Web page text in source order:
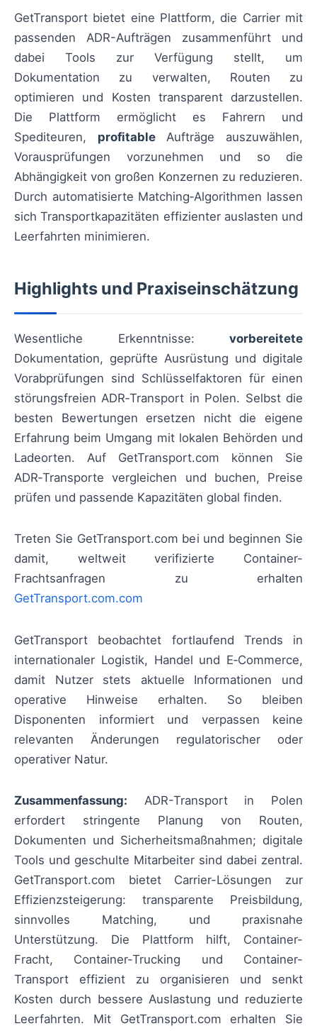
GetTransport bietet eine Plattform, die Carrier mit
passenden ADR-Aufträgen zusammenführt und
dabei Tools zur Verfügung stellt, um
Dokumentation zu verwalten, Routen zu
optimieren und Kosten transparent darzustellen.
Die Plattform ermöglicht es Fahrern und
Spediteuren, profitableAufträge auszuwählen,
Vorausprüfungen vorzunehmen und so die
Abhängigkeit von großen Konzernen zu reduzieren.
Durch automatisierte Matching‑Algorithmen lassen
sich Transportkapazitäten effizienter auslasten und
Leerfahrten minimieren.
Highlights und Praxiseinschätzung
Wesentliche Erkenntnisse: vorbereitete
Dokumentation, geprüfte Ausrüstung und digitale
Vorabprüfungen sind Schlüsselfaktoren für einen
störungsfreien ADR‑Transport in Polen. Selbst die
besten Bewertungen ersetzen nicht die eigene
Erfahrung beim Umgang mit lokalen Behörden und
Ladeorten. Auf GetTransport.com können Sie
ADR‑Transporte vergleichen und buchen, Preise
prüfen und passende Kapazitäten global finden.
Treten Sie GetTransport.com bei und beginnen Sie
damit, weltweit verifizierte Container-
Frachtsanfragen zu erhalten
GetTransport.com.com
GetTransport beobachtet fortlaufend Trends in
internationaler Logistik, Handel und E‑Commerce,
damit Nutzer stets aktuelle Informationen und
operative Hinweise erhalten. So bleiben
Disponenten informiert und verpassen keine
relevanten Änderungen regulatorischer oder
operativer Natur.
Zusammenfassung: ADR-Transport in Polen
erfordert stringente Planung von Routen,
Dokumenten und Sicherheitsmaßnahmen; digitale
Tools und geschulte Mitarbeiter sind dabei zentral.
GetTransport.com bietet Carrier-Lösungen zur
Effizienzsteigerung: transparente Preisbildung,
sinnvolles Matching, und praxisnahe
Unterstützung. Die Plattform hilft, Container-
Fracht, Container-Trucking und Container-
Transport effizient zu organisieren und senkt
Kosten durch bessere Auslastung und reduzierte
Leerfahrten. Mit GetTransport.com erhalten Sie